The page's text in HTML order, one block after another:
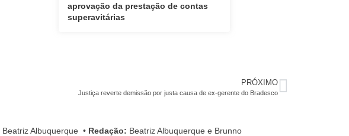
aprovação da prestação de contas
superavitárias
PRÓXIMO
Justiça reverte demissão por justa causa de ex-gerente do Bradesco
Beatriz Albuquerque • Redação: Beatriz Albuquerque e Brunno